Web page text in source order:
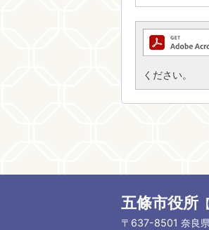
ください。
五條市役所
〒637-8501 奈良